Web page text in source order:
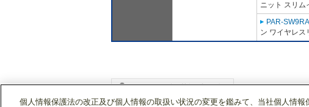
ニット スリム
PAR-SW9RA
ン ワイヤレス
個人情報保護法の改正及び個人情報の取扱い状況の変更を鑑みて、当社個人情